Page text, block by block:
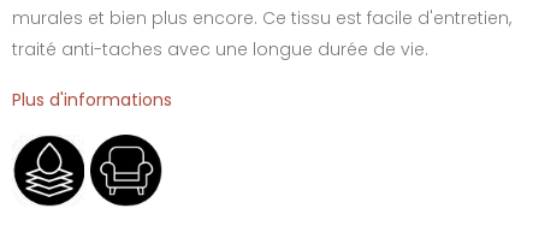
murales et bien plus encore. Ce tissu est facile d'entretien,
traité anti-taches avec une longue durée de vie.
Plus d'informations